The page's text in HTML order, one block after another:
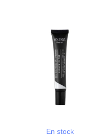
En stock